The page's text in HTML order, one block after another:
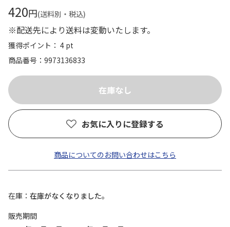
420円(送料別・税込)
※配送先により送料は変動いたします。
獲得ポイント： 4 pt
商品番号
9973136833
お気に入りに登録する
商品についてのお問い合わせはこちら
在庫
在庫がなくなりました。
販売期間